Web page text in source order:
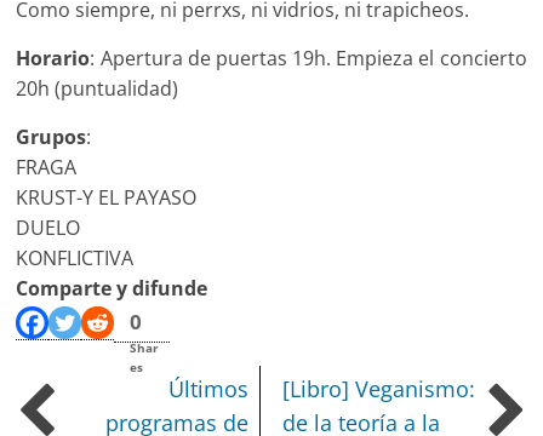
Como siempre, ni perrxs, ni vidrios, ni trapicheos.
Horario: Apertura de puertas 19h. Empieza el concierto
20h (puntualidad)
Grupos:
FRAGA
KRUST-Y EL PAYASO
DUELO
KONFLICTIVA
Comparte y difunde
0
Shar
es
Últimos
programas de
[Libro] Veganismo:
de la teoría a la